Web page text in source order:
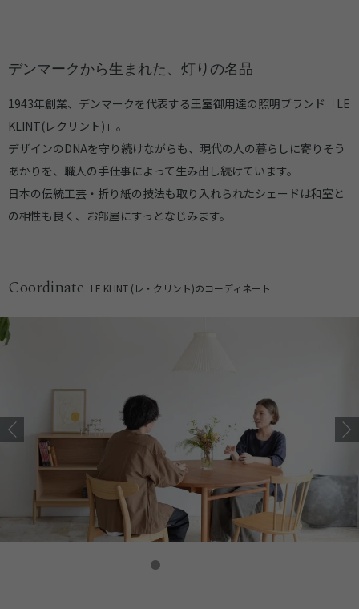
デンマークから生まれた、灯りの名品
1943年創業、デンマークを代表する王室御用達の照明ブランド「LE
KLINT(レクリント)」。
デザインのDNAを守り続けながらも、現代の人の暮らしに寄りそう
あかりを、職人の手仕事によって生み出し続けています。
日本の伝統工芸・折り紙の技法も取り入れられたシェードは和室と
の相性も良く、お部屋にすっとなじみます。
Coordinate LE KLINT (レ・クリント)のコーディネート